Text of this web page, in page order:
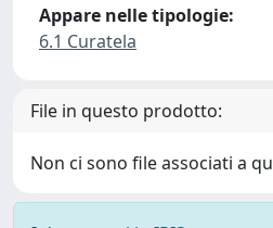
Appare nelle tipologie:
6.1 Curatela
File in questo prodotto:
Non ci sono file associati a